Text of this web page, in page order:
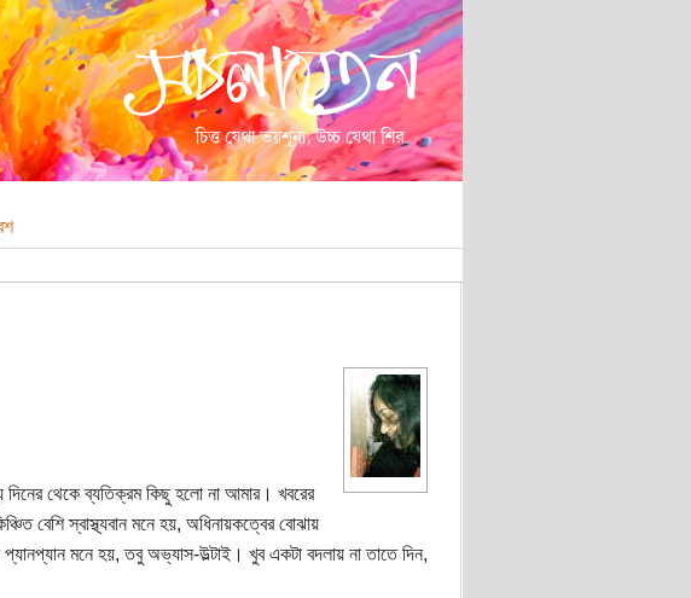
থেকে ব্যতিক্রম কিছু হলো না আমার। খবরের
বেশি স্বাস্থ্যবান মনে হয়, অধিনায়কত্বের বোঝায়
মনে হয়, তবু অভ্যাস-উল্টাই। খুব একটা বদলায় না তাতে দিন,